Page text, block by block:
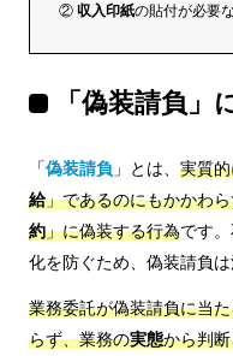
② 収入印紙の貼付が必要
「偽装請負」
「偽装請負 」とは、 実質
給」であるのにもかかわ
約」に偽装する行為です
化を防ぐため、偽装請負
業務委託が偽装請負に当
らず、業務の実態から判